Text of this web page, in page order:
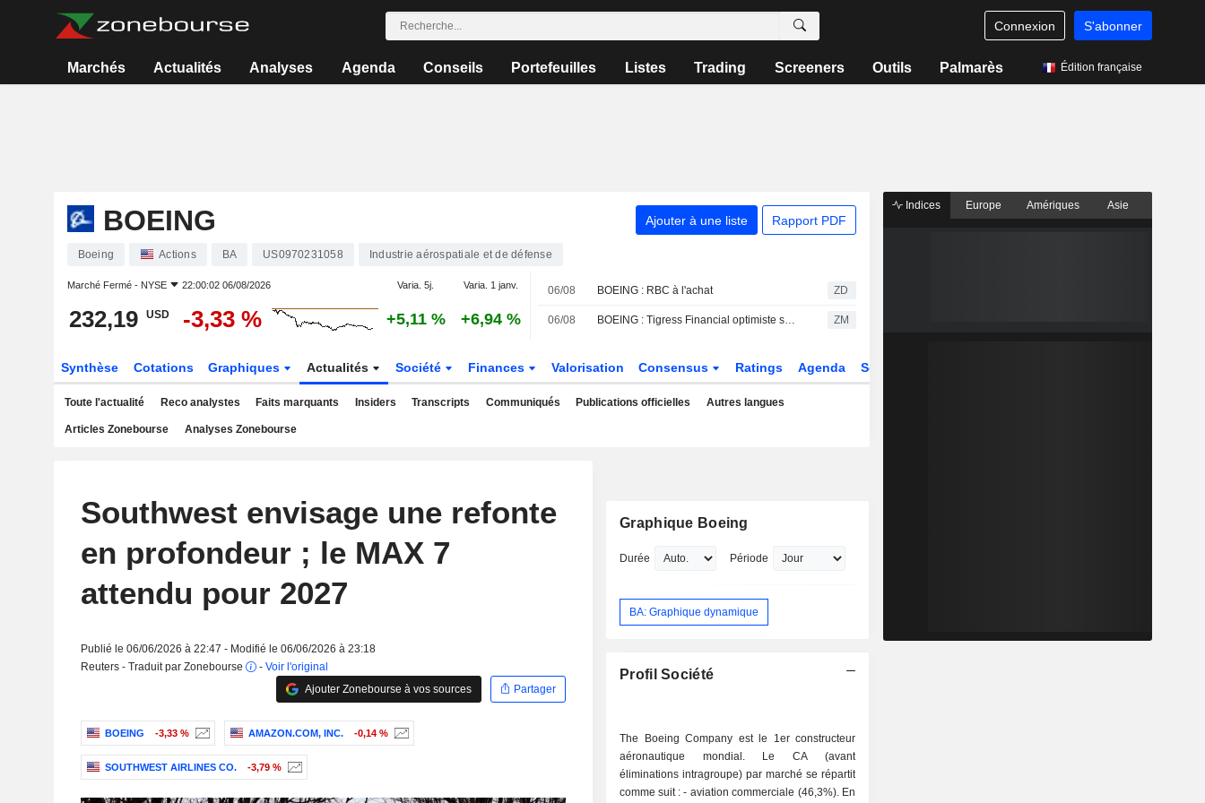
Connexion S'abonner
Marchés Actualités Analyses Agenda Conseils Portefeuilles Listes Trading Screeners Outils Palmarès Édition française
BOEING Ajouter à une liste Rapport PDF
Boeing Actions BA US0970231058 Industrie aérospatiale et de défense
Marché Fermé - NYSE 22:00:02 06/08/2026 Varia. 5j. Varia. 1 janv.
232,19 USD -3,33 % +5,11 % +6,94 %
06/08 BOEING : RBC à l'achat ZD
06/08 BOEING : Tigress Financial optimiste sur le dossier ZM
Synthèse Cotations Graphiques Actualités Société Finances Valorisation Consensus Ratings Agenda Secteur
Toute l'actualité Reco analystes Faits marquants Insiders Transcripts Communiqués Publications officielles Autres langues
Articles Zonebourse Analyses Zonebourse
Southwest envisage une refonte
en profondeur ; le MAX 7
attendu pour 2027
Publié le 06/06/2026 à 22:47 - Modifié le 06/06/2026 à 23:18
Reuters - Traduit par Zonebourse
- Voir l'original
Ajouter Zonebourse à vos sources
Partager
BOEING -3,33 % AMAZON.COM, INC. -0,14 %
SOUTHWEST AIRLINES CO. -3,79 %
Graphique Boeing
Durée Période
BA: Graphique dynamique
Profil Société
The Boeing Company est le 1er constructeur
aéronautique mondial. Le CA (avant
éliminations intragroupe) par marché se répartit
comme suit : - aviation commerciale (46,3%). En
Indices Europe Amériques Asie